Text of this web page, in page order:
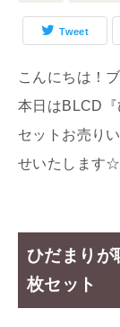
Tweet
こんにちは！
本日はBLCD
セットお売り
せいたします☆
ひだまりが
枚セット